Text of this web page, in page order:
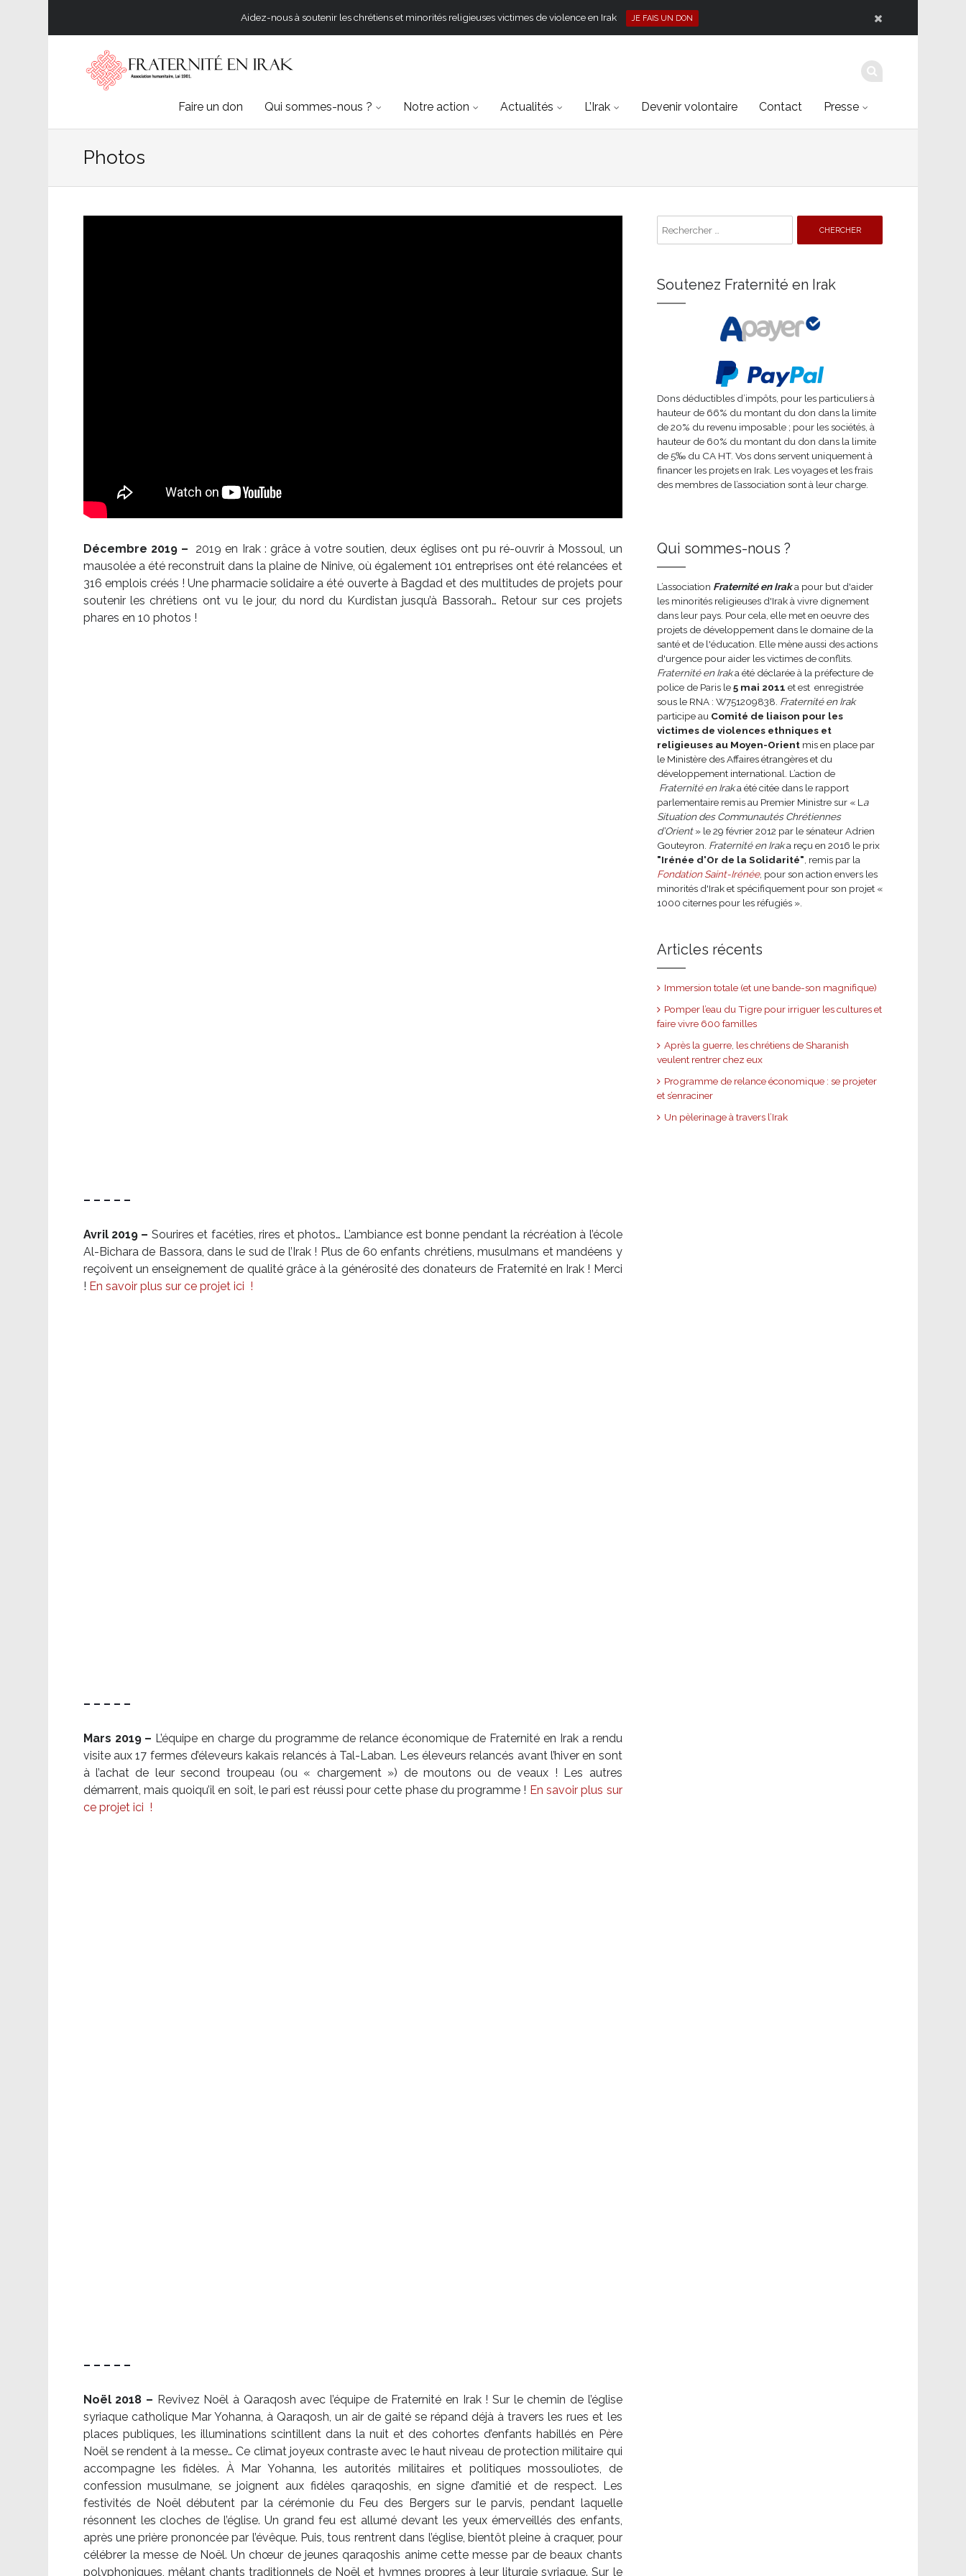
Aidez-nous à soutenir les chrétiens et minorités religieuses victimes de violence en Irak JE FAIS UN DON
Faire un don Qui sommes-nous ? Notre action Actualités L’Irak Devenir volontaire Contact Presse
Photos
Décembre 2019 – 2019 en Irak : grâce à votre soutien, deux églises ont pu ré-ouvrir à Mossoul, un
mausolée a été reconstruit dans la plaine de Ninive, où également 101 entreprises ont été relancées et
316 emplois créés ! Une pharmacie solidaire a été ouverte à Bagdad et des multitudes de projets pour
soutenir les chrétiens ont vu le jour, du nord du Kurdistan jusqu’à Bassorah… Retour sur ces projets
phares en 10 photos !
– – – – –
Avril 2019 – Sourires et facéties, rires et photos… L’ambiance est bonne pendant la récréation à l’école
Al-Bichara de Bassora, dans le sud de l’Irak ! Plus de 60 enfants chrétiens, musulmans et mandéens y
reçoivent un enseignement de qualité grâce à la générosité des donateurs de Fraternité en Irak ! Merci
! En savoir plus sur ce projet ici !
– – – – –
Mars 2019 – L’équipe en charge du programme de relance économique de Fraternité en Irak a rendu
visite aux 17 fermes d’éleveurs kakaïs relancés à Tal-Laban. Les éleveurs relancés avant l’hiver en sont
à l’achat de leur second troupeau (ou « chargement ») de moutons ou de veaux ! Les autres
démarrent, mais quoiqu’il en soit, le pari est réussi pour cette phase du programme ! En savoir plus sur
ce projet ici !
– – – – –
Noël 2018 – Revivez Noël à Qaraqosh avec l’équipe de Fraternité en Irak ! Sur le chemin de l’église
syriaque catholique Mar Yohanna, à Qaraqosh, un air de gaité se répand déjà à travers les rues et les
places publiques, les illuminations scintillent dans la nuit et des cohortes d’enfants habillés en Père
Noël se rendent à la messe… Ce climat joyeux contraste avec le haut niveau de protection militaire qui
accompagne les fidèles. À Mar Yohanna, les autorités militaires et politiques mossouliotes, de
confession musulmane, se joignent aux fidèles qaraqoshis, en signe d’amitié et de respect. Les
festivités de Noël débutent par la cérémonie du Feu des Bergers sur le parvis, pendant laquelle
résonnent les cloches de l’église. Un grand feu est allumé devant les yeux émerveillés des enfants,
après une prière prononcée par l’évêque. Puis, tous rentrent dans l’église, bientôt pleine à craquer, pour
célébrer la messe de Noël. Un chœur de jeunes qaraqoshis anime cette messe par de beaux chants
polyphoniques, mêlant chants traditionnels de Noël et hymnes propres à leur liturgie syriaque. Sur le
Soutenez Fraternité en Irak
Dons déductibles d’impôts, pour les particuliers à
hauteur de 66% du montant du don dans la limite
de 20% du revenu imposable ; pour les sociétés, à
hauteur de 60% du montant du don dans la limite
de 5‰ du CA HT. Vos dons servent uniquement à
financer les projets en Irak. Les voyages et les frais
des membres de l’association sont à leur charge.
Qui sommes-nous ?
L’association Fraternité en Iraka pour but d'aider
les minorités religieuses d'Irak à vivre dignement
dans leur pays. Pour cela, elle met en oeuvre des
projets de développement dans le domaine de la
santé et de l'éducation. Elle mène aussi des actions
d'urgence pour aider les victimes de conflits.
Fraternité en Iraka été déclarée à la préfecture de
police de Paris le5 mai 2011 et est enregistrée
sous le RNA : W751209838. Fraternité en Irak
participe au Comité de liaison pour les
victimes de violences ethniques et
religieuses au Moyen-Orientmis en place par
le Ministère des Affaires étrangères et du
développement international. L’action de
Fraternité en Iraka été citée dans le rapport
parlementaire remis au Premier Ministre sur « L a
Situation des Communautés Chrétiennes
d’Orient» le 29 février 2012 par le sénateur Adrien
Gouteyron. Fraternité en Iraka reçu en 2016 le prix
"Irénée d'Or de la Solidarité" , remis par la
Fondation Saint-Irénée, pour son action envers les
minorités d'Irak et spécifiquement pour son projet «
1000 citernes pour les réfugiés ».
Articles récents
Immersion totale (et une bande-son magnifique)
Pomper l’eau du Tigre pour irriguer les cultures et
faire vivre 600 familles
Après la guerre, les chrétiens de Sharanish
veulent rentrer chez eux
Programme de relance économique : se projeter
et s’enraciner
Un pèlerinage à travers l’Irak